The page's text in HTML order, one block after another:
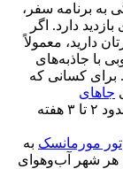
برنامه سفر،
دارد. اگر
دارید، معمولاً
خوبی با جاذبه‌های
برای کسانی که
جاهای
، کازان یا سیبری هستند، سفری حدود ۲ تا ۳ هفته
تور مورمانسک به
هر شهر آب‌وهوای